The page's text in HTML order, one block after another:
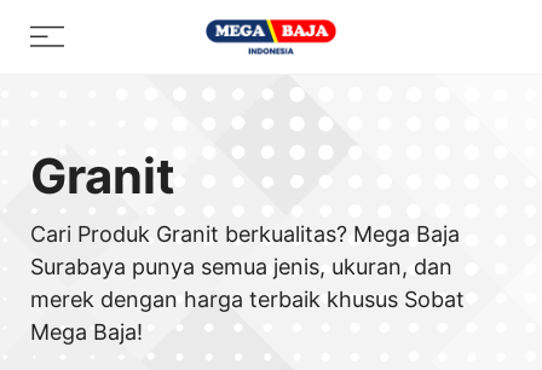
Menu
Granit
Cari Produk Granit berkualitas? Mega Baja
Surabaya punya semua jenis, ukuran, dan
merek dengan harga terbaik khusus Sobat
Mega Baja!